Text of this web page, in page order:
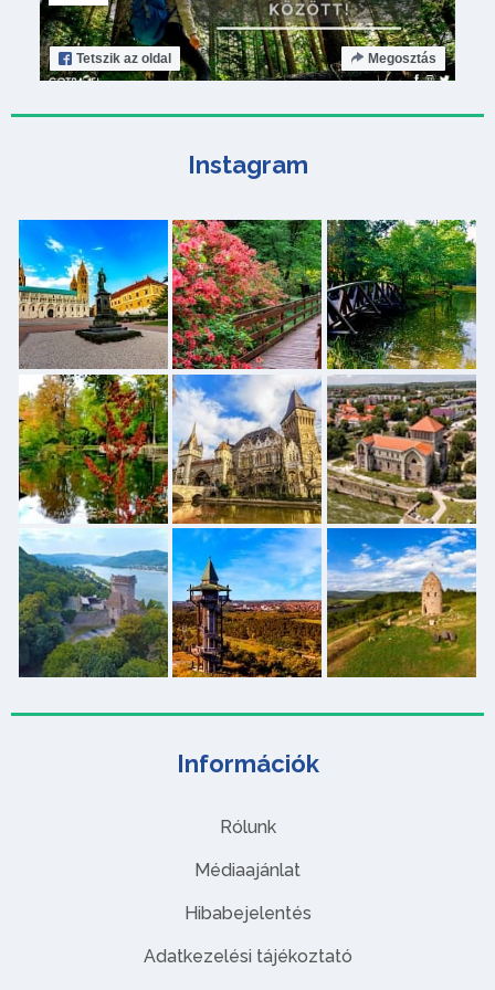
Információk
Rólunk
Médiaajánlat
Hibabejelentés
Adatkezelési tájékoztató
Tetszik az oldal Megosztás
Instagram